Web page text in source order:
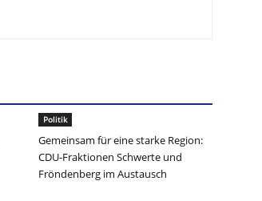
Politik
Gemeinsam für eine starke Region:
CDU-Fraktionen Schwerte und
Fröndenberg im Austausch